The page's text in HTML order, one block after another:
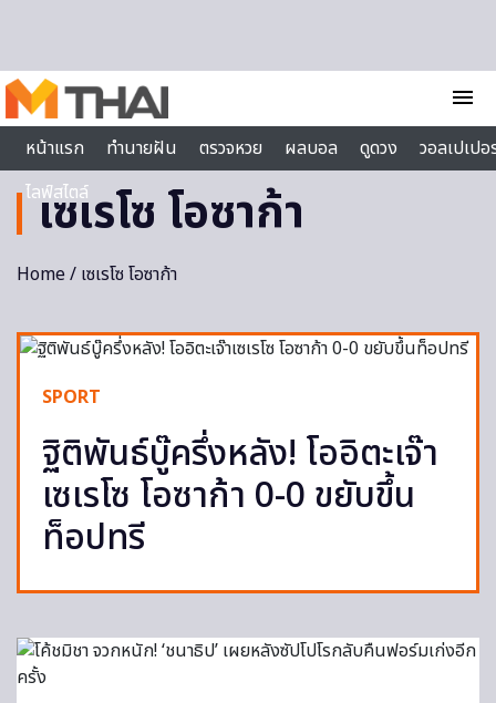
menu
หน้าแรก
ทำนายฝัน ตรวจหวย ผลบอล ดูดวง
วอลเปเป
ไลฟ์สไตล์
เซเรโซ โอซาก้า
Home/ เซเรโซ โอซาก้า
SPORT
ฐิติพันธ์บู๊ครึ่งหลัง! โออิตะเจ๊า
เซเรโซ โอซาก้า 0-0 ขยับขึ้น
ท็อปทรี